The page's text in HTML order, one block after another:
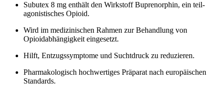
Subutex 8 mg enthält den Wirkstoff Buprenorphin, ein teil-
agonistisches Opioid.
Wird im medizinischen Rahmen zur Behandlung von
Opioidabhängigkeit eingesetzt.
Hilft, Entzugssymptome und Suchtdruck zu reduzieren.
Pharmakologisch hochwertiges Präparat nach europäischen
Standards.